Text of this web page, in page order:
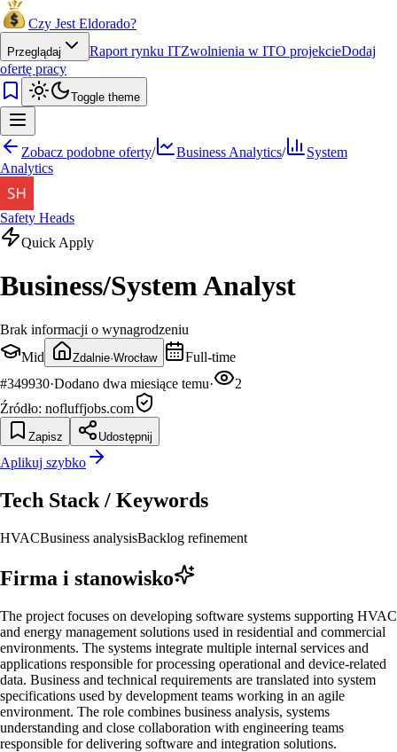
Czy Jest Eldorado?
Przeglądaj Raport rynku ITZwolnienia w ITO projekcieDodaj
ofertę pracy
Toggle theme
Zobacz podobne oferty/ Business Analytics/
System
Analytics
Safety Heads
Quick Apply
Business/System Analyst
Brak informacji o wynagrodzeniu
Mid
Zdalnie·Wrocław
Full-time
#349930·Dodano dwa miesiące temu·
2
Źródło: nofluffjobs.com
Zapisz Udostępnij
Aplikuj szybko
Tech Stack / Keywords
HVACBusiness analysisBacklog refinement
Firma i stanowisko
The project focuses on developing software systems supporting HVAC
and energy management solutions used in residential and commercial
environments. The systems integrate multiple internal services and
applications responsible for processing operational and device-related
data. Business and technical requirements are translated into system
specifications used by development teams working in an agile
environment. The role combines business analysis, systems
understanding and close collaboration with engineering teams
responsible for delivering software and integration solutions.